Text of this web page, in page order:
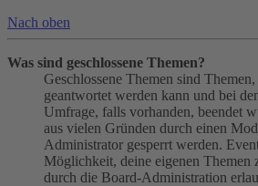
Nach oben
Was sind geschlossene Themen?
Geschlossene Themen sind
geantwortet werden kann und bei
Umfrage, falls vorhanden, beendet
aus vielen Gründen durch einen
Administrator gesperrt werden.
Möglichkeit, deine eigenen Themen
durch die Board-Administration